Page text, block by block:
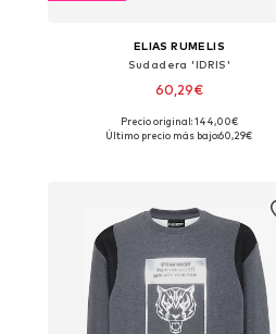
ELIAS RUMELIS
Sudadera 'IDRIS'
60,29€
Tallas disponibles: S, M, L, XL, XXL
Precio original: 144,00€
Último precio más bajo:60,29€